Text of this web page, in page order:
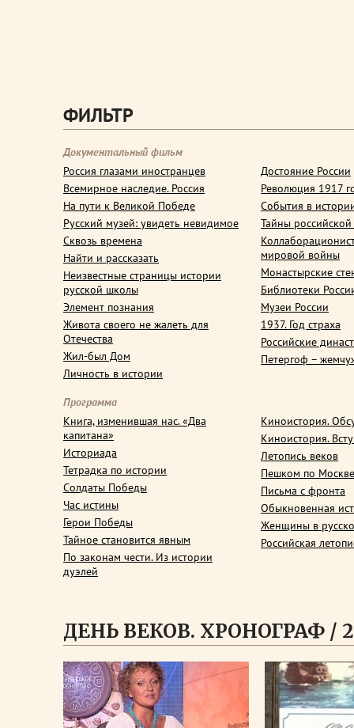
ФИЛЬТР
Документальный фильм
Россия глазами иностранцев
Всемирное наследие. Россия
На пути к Великой Победе
Русский музей: увидеть невидимое
Сквозь времена
Найти и рассказать
Неизвестные страницы истории
русской школы
Элемент познания
Живота своего не жалеть для
Отечества
Жил-был Дом
Личность в истории
Достояние России
Революция 1917
События в
Тайны
мировой войны
Монастырские
Библиотеки
Музеи России
1937. Год страха
Российские
Петергоф –
Программа
Книга, изменившая нас. «Два
капитана»
Историада
Тетрадка по истории
Солдаты Победы
Час истины
Герои Победы
Тайное становится явным
По законам чести. Из истории
дуэлей
Киноистория.
Киноистория.
Летопись веков
Пешком по Москве
Письма с фронта
Обыкновенная
Женщины в
Российская
ДЕНЬ ВЕКОВ. ХРОНОГРАФ /